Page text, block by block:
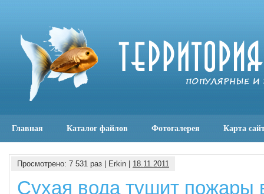
Главная Каталог файлов Фотогалерея Карта
Просмотрено: 7 531 раз | Erkin | 18.11.2011
Сухая вода тушит пожары